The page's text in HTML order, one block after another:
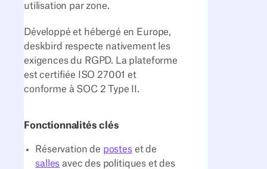
utilisation par zone.
Développé et hébergé en Europe,
deskbird respecte nativement les
exigences du RGPD. La plateforme
est certifiée ISO 27001 et
conforme à SOC 2 Type II.
Fonctionnalités clés
Réservation de posteset de
salles avec des politiques et des